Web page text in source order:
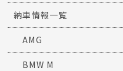
納車情報一覧
AMG
BMW M